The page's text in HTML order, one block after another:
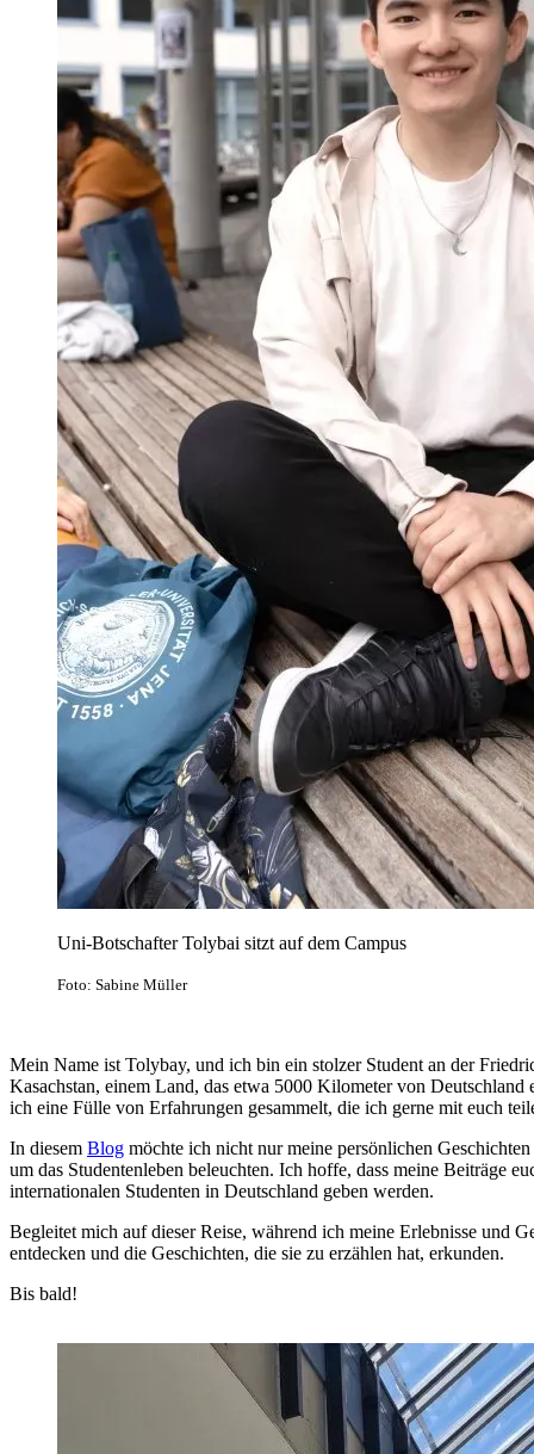
Uni-Botschafter Tolybai sitzt auf dem Campus
Foto: Sabine Müller
Mein Name ist Tolybay, und ich bin ein stolzer Student an der
Kasachstan, einem Land, das etwa 5000 Kilometer von
ich eine Fülle von Erfahrungen gesammelt, die ich gerne mit euch
In diesem Blog möchte ich nicht nur meine persönlichen
um das Studentenleben beleuchten. Ich hoffe, dass meine Beiträge
internationalen Studenten in Deutschland geben werden.
Begleitet mich auf dieser Reise, während ich meine Erlebnisse und
entdecken und die Geschichten, die sie zu erzählen hat, erkunden.
Bis bald!